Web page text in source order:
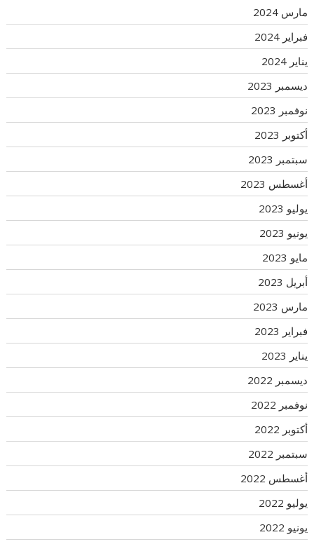
مارس 2024
فبراير 2024
يناير 2024
ديسمبر 2023
نوفمبر 2023
أكتوبر 2023
سبتمبر 2023
أغسطس 2023
يوليو 2023
يونيو 2023
مايو 2023
أبريل 2023
مارس 2023
فبراير 2023
يناير 2023
ديسمبر 2022
نوفمبر 2022
أكتوبر 2022
سبتمبر 2022
أغسطس 2022
يوليو 2022
يونيو 2022